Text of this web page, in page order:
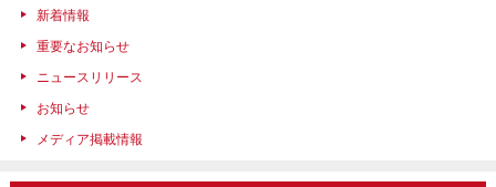
新着情報
重要なお知らせ
ニュースリリース
お知らせ
メディア掲載情報